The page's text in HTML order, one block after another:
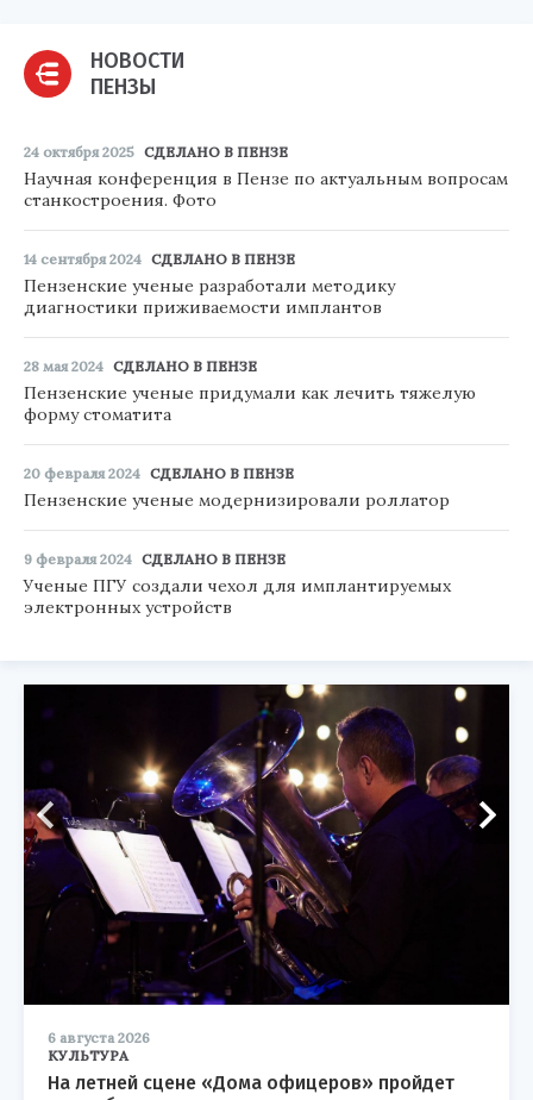
НОВОСТИ
ПЕНЗЫ
24 октября 2025 СДЕЛАНО В ПЕНЗЕ
Научная конференция в Пензе по актуальным вопросам
станкостроения. Фото
14 сентября 2024 СДЕЛАНО В ПЕНЗЕ
Пензенские ученые разработали методику
диагностики приживаемости имплантов
28 мая 2024 СДЕЛАНО В ПЕНЗЕ
Пензенские ученые придумали как лечить тяжелую
форму стоматита
20 февраля 2024 СДЕЛАНО В ПЕНЗЕ
Пензенские ученые модернизировали роллатор
9 февраля 2024 СДЕЛАНО В ПЕНЗЕ
Ученые ПГУ создали чехол для имплантируемых
электронных устройств
6 августа 2026
КУЛЬТУРА
На летней сцене «Дома офицеров» пройдет